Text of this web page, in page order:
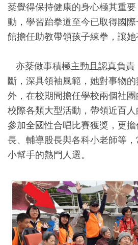
棻覺得保持健康的身心極其重
動，學習跆拳道至今已取得國
館擔任助教帶領孩子練拳，讓她
亦棻做事積極主動且認真負責
斷，深具領袖風範，她對事物
外，在校期間擔任學校兩個社
校際各類大型活動，帶領近百
參加全國性合唱比賽獲獎，更
長、輔導股長與各科小老師等
小幫手的熱門人選。